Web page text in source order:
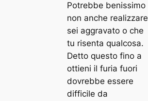
Potrebbe benissimo
non anche realizzare
sei aggravato o che
tu risenta qualcosa.
Detto questo fino a
ottieni il furia fuori
dovrebbe essere
difficile da